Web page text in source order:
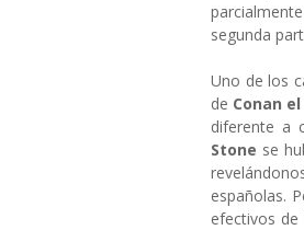
segunda
Uno de los
de Conan
diferente a
Stone se
españolas.
efectivos